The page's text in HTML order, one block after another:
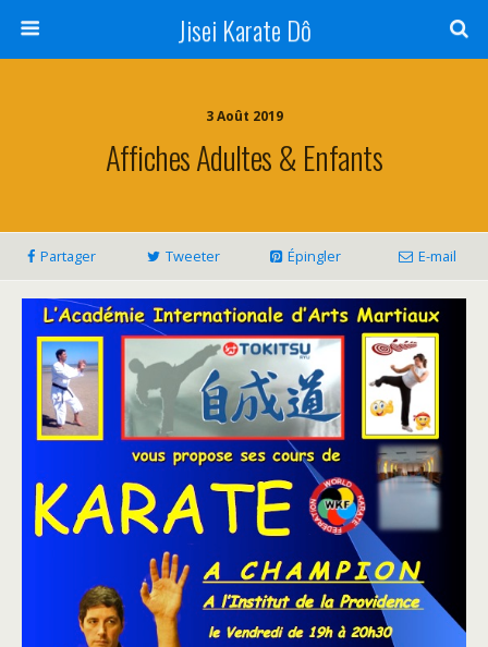
Jisei Karate Dô
3 Août 2019
Affiches Adultes & Enfants
Partager Tweeter Épingler E-mail